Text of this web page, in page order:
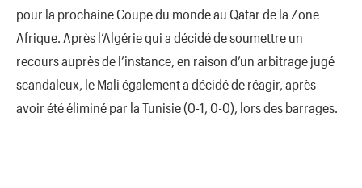
pour la prochaine Coupe du monde au Qatar de la Zone
Afrique. Après l’Algérie qui a décidé de soumettre un
recours auprès de l’instance, en raison d’un arbitrage jugé
scandaleux, le Mali également a décidé de réagir, après
avoir été éliminé par la Tunisie (0-1, 0-0), lors des barrages.